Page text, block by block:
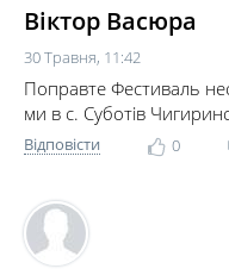
Віктор Васюра
30 Травня, 11:42
Поправте Фестиваль
ми в с. Суботів
Відповісти 0